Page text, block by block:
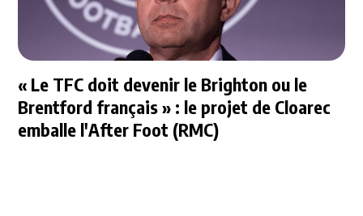
« Le TFC doit devenir le Brighton ou le
Brentford français » : le projet de Cloarec
emballe l'After Foot (RMC)